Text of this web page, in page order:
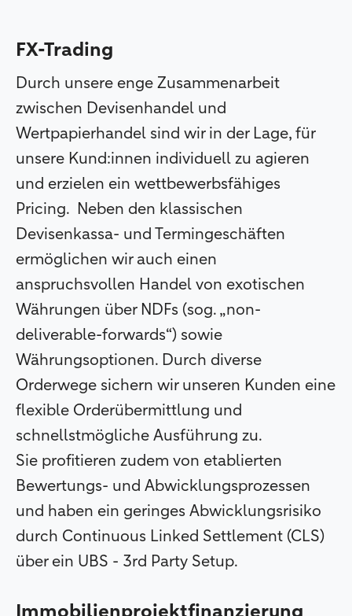
FX-Trading
Durch unsere enge Zusammenarbeit
zwischen Devisenhandel und
Wertpapierhandel sind wir in der Lage, für
unsere Kund:innen individuell zu agieren
und erzielen ein wettbewerbsfähiges
Pricing. Neben den klassischen
Devisenkassa- und Termingeschäften
ermöglichen wir auch einen
anspruchsvollen Handel von exotischen
Währungen über NDFs (sog. „non-
deliverable-forwards“) sowie
Währungsoptionen. Durch diverse
Orderwege sichern wir unseren Kunden eine
flexible Orderübermittlung und
schnellstmögliche Ausführung zu.
Sie profitieren zudem von etablierten
Bewertungs- und Abwicklungsprozessen
und haben ein geringes Abwicklungsrisiko
durch Continuous Linked Settlement (CLS)
über ein UBS - 3rd Party Setup.